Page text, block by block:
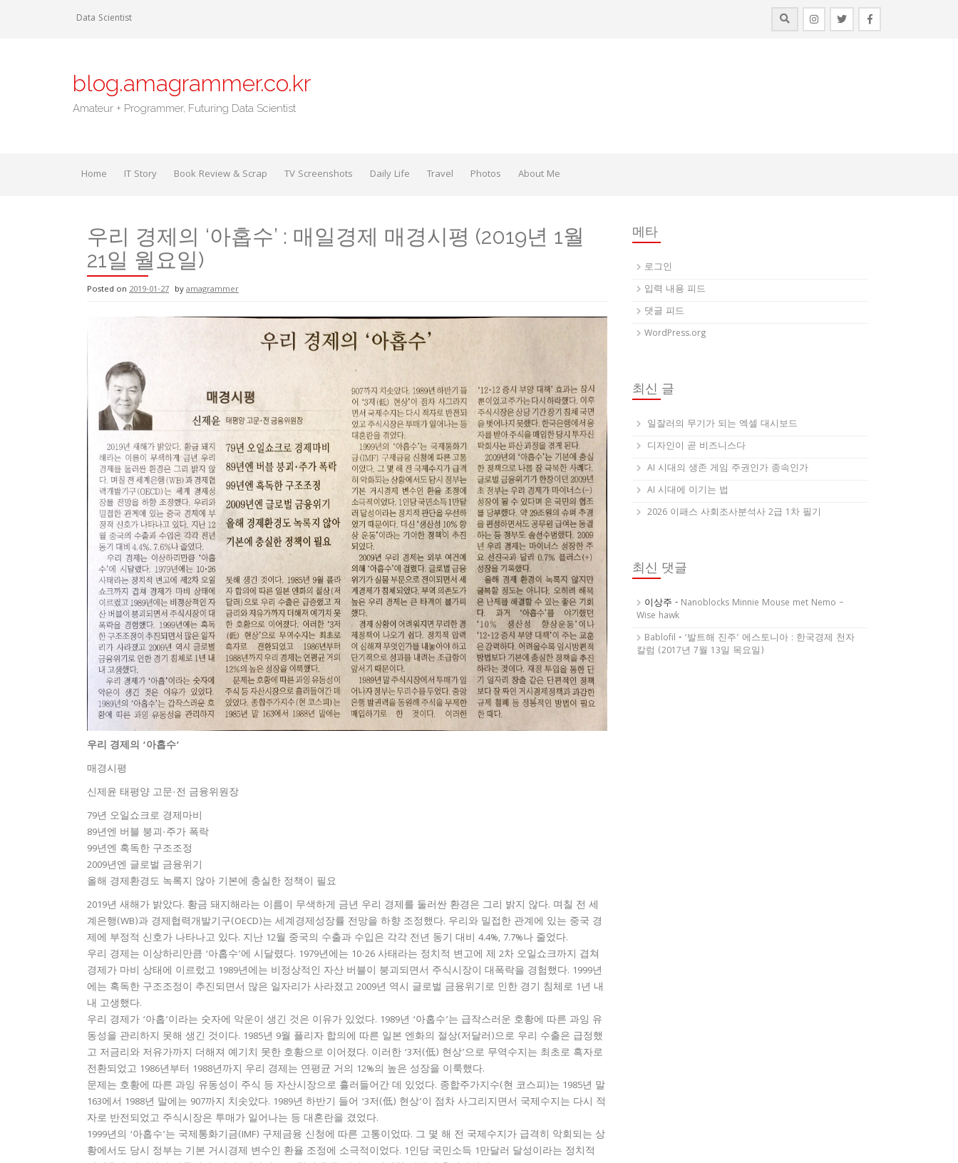
Data Scientist
blog.amagrammer.co.kr
Amateur + Programmer, Futuring Data Scientist
Home IT Story Book Review & Scrap TV Screenshots Daily Life Travel Photos About Me
우리 경제의 ‘아홉수’ : 매일경제 매경시평 (2019년 1월
21일 월요일)
Posted on 2019-01-27 byamagrammer
우리 경제의 ‘아홉수’
매경시평
신제윤 태평양 고문·전 금융위원장
79년 오일쇼크로 경제마비
89년엔 버블 붕괴·주가 폭락
99년엔 혹독한 구조조정
2009년엔 글로벌 금융위기
올해 경제환경도 녹록지 않아 기본에 충실한 정책이 필요
2019년 새해가 밝았다. 황금 돼지해라는 이름이 무색하게 금년 우리 경제를 둘러싼 환경은 그리 밝지 않다. 며칠 전 세
계은행(WB)과 경제협력개발기구(OECD)는 세계경제성장률 전망을 하향 조정했다. 우리와 밀접한 관계에 있는 중국 경
제에 부정적 신호가 나타나고 있다. 지난 12월 중국의 수출과 수입은 각각 전년 동기 대비 4.4%, 7.7%나 줄었다.
우리 경제는 이상하리만큼 ‘아홉수’에 시달렸다. 1979년에는 10·26 사태라는 정치적 변고에 제 2차 오일쇼크까지 겹쳐
경제가 마비 상태에 이르렀고 1989년에는 비정상적인 자산 버블이 붕괴되면서 주식시장이 대폭락을 경험했다. 1999년
에는 혹독한 구조조정이 추진되면서 많은 일자리가 사라졌고 2009년 역시 글로벌 금융위기로 인한 경기 침체로 1년 내
내 고생했다.
우리 경제가 ‘아홉’이라는 숫자에 악운이 생긴 것은 이유가 있었다. 1989년 ‘아홉수’는 급작스러운 호황에 따른 과잉 유
동성을 관리하지 못해 생긴 것이다. 1985년 9월 플리자 합의에 따른 일본 엔화의 절상(저달러)으로 우리 수출은 급정했
고 저금리와 저유가까지 더해져 예기치 못한 호황으로 이어졌다. 이러한 ‘3저(低) 현상’으로 무역수지는 최초로 흑자로
전환되었고 1986년부터 1988년까지 우리 경제는 연평균 거의 12%의 높은 성장을 이룩했다.
문제는 호황에 따른 과잉 유동성이 주식 등 자산시장으로 흘러들어간 데 있었다. 종합주가지수(현 코스피)는 1985년 말
163에서 1988년 말에는 907까지 치솟았다. 1989년 하반기 들어 ‘3저(低) 현상’이 점차 사그리지면서 국제수지는 다시 적
자로 반전되었고 주식시장은 투매가 일어나는 등 대혼란을 겼었다.
1999년의 ‘아홉수’는 국제통화기금(IMF) 구제금융 신청에 따른 고통이었따. 그 몇 해 전 국제수지가 급격히 악회되는 상
황에서도 당시 정부는 기본 거시경제 변수인 환율 조정에 소극적이었다. 1인당 국민소득 1만달러 달성이라는 정치적
메타
로그인
입력 내용 피드
댓글 피드
WordPress.org
최신 글
일잘러의 무기가 되는 엑셀 대시보드
디자인이 곧 비즈니스다
AI 시대의 생존 게임 주권인가 종속인가
AI 시대에 이기는 법
2026 이패스 사회조사분석사 2급 1차 필기
최신 댓글
이상주 - Nanoblocks Minnie Mouse met Nemo –
Wise hawk
Bablofil - ‘발트해 진주’ 에스토니아 : 한국경제 천자
칼럼 (2017년 7월 13일 목요일)